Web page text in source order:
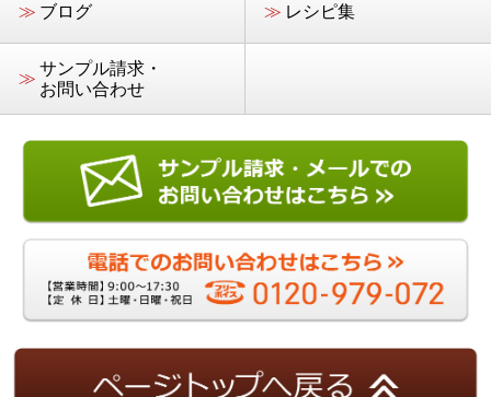
≫ ブログ ≫ レシピ集
≫ サンプル請求・
お問い合わせ